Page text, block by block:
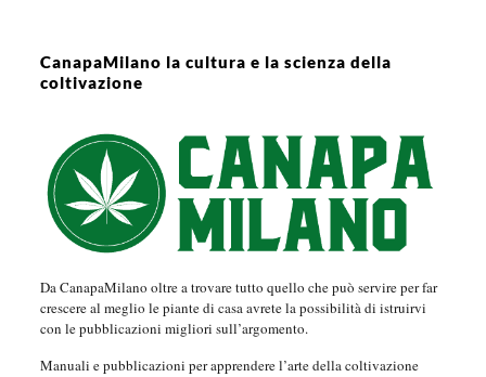
CanapaMilano la cultura e la scienza della
coltivazione
Da CanapaMilano oltre a trovare tutto quello che può servire per far
crescere al meglio le piante di casa avrete la possibilità di istruirvi
con le pubblicazioni migliori sull’argomento.
Manuali e pubblicazioni per apprendere l’arte della coltivazione